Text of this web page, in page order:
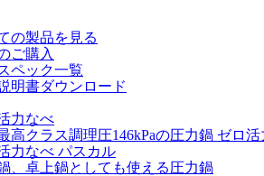
の製品を見る
ご購入
ペック一覧
明書ダウンロード
力なべ
高クラス調理圧146kPaの圧力鍋 ゼロ活
力なべ パスカル
、卓上鍋としても使える圧力鍋